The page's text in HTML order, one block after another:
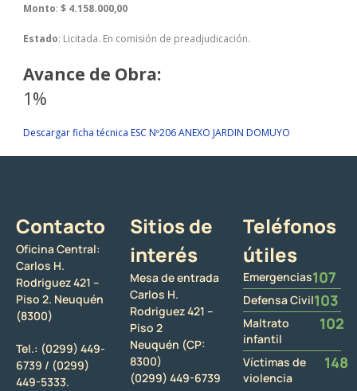
Monto: $ 4.158.000,00
Estado: Licitada. En comisión de preadjudicación.
Avance de Obra:
1%
Descargar ficha técnica ESC Nº206 ANEXO JARDIN DOMUYO
Contacto
Oficina Central:
Carlos H.
Rodriguez 421 –
Piso 2. Neuquén
(8300)
Tel.: (0299) 449-
6739 / (0299)
449-5333.
Sitios de
interés
Mesa de entrada
Carlos H.
Rodriguez 421 –
Piso 2
Neuquén (CP:
8300)
(0299) 449-6739
Teléfonos
útiles
Emergencias107
Defensa Civil103
Maltrato
infantil
102
Víctimas de
violencia
148